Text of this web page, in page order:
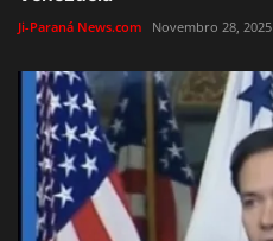
Ji-Paraná News.com Novembro 28, 2025